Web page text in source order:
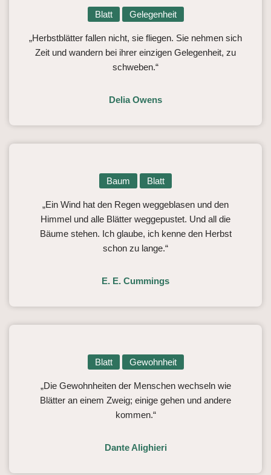
Blatt Gelegenheit
„Herbstblätter fallen nicht, sie fliegen. Sie nehmen sich
Zeit und wandern bei ihrer einzigen Gelegenheit, zu
schweben.“
Delia Owens
Baum Blatt
„Ein Wind hat den Regen weggeblasen und den
Himmel und alle Blätter weggepustet. Und all die
Bäume stehen. Ich glaube, ich kenne den Herbst
schon zu lange.“
E. E. Cummings
Blatt Gewohnheit
„Die Gewohnheiten der Menschen wechseln wie
Blätter an einem Zweig; einige gehen und andere
kommen.“
Dante Alighieri